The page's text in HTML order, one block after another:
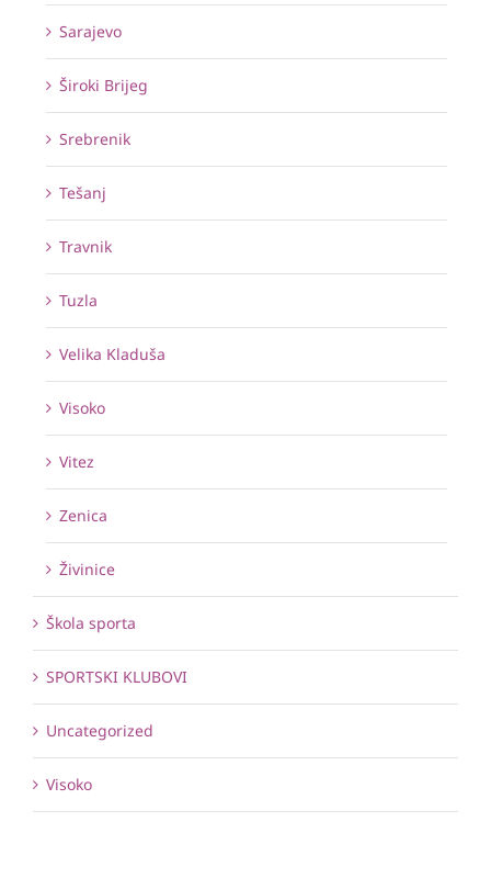
Sarajevo
Široki Brijeg
Srebrenik
Tešanj
Travnik
Tuzla
Velika Kladuša
Visoko
Vitez
Zenica
Živinice
Škola sporta
SPORTSKI KLUBOVI
Uncategorized
Visoko